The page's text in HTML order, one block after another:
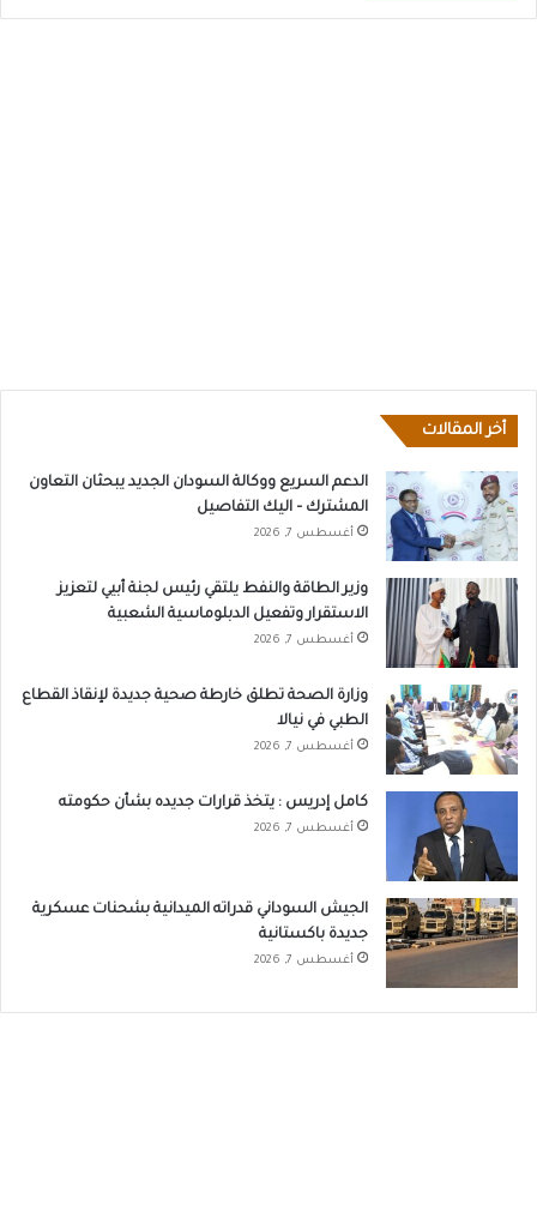
أخر المقالات
الدعم السريع ووكالة السودان الجديد يبحثان التعاون
المشترك – اليك التفاصيل
أغسطس 7, 2026
وزير الطاقة والنفط يلتقي رئيس لجنة أبيي لتعزيز
الاستقرار وتفعيل الدبلوماسية الشعبية
أغسطس 7, 2026
وزارة الصحة تطلق خارطة صحية جديدة لإنقاذ القطاع
الطبي في نيالا
أغسطس 7, 2026
كامل إدريس : يتخذ قرارات جديده بشأن حكومته
أغسطس 7, 2026
الجيش السوداني قدراته الميدانية بشحنات عسكرية
جديدة باكستانية
أغسطس 7, 2026